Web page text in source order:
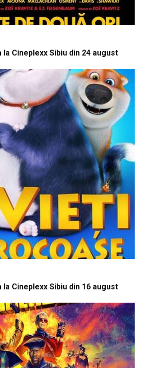
Cineplexx Sibiu din 24 august
Cineplexx Sibiu din 16 august